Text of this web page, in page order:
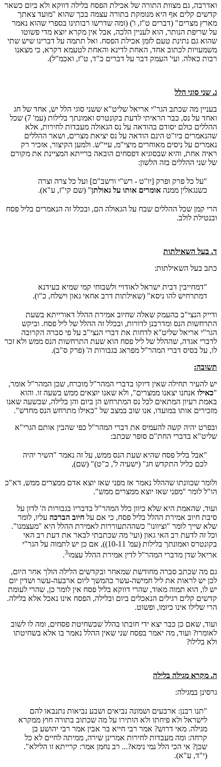
ואדרבה, גם מצוות התורה של אכילת הפסח בלילה דווקא ולא ביום כשאר
קדשים קלים אף היא מנומקת בתורה עצמה בכך שהוא "מועד צאתך
מארץ מצרים" (דברים ט"ז, ו') (ומה שדרשו רבותינו בספרי שהוא נאמר
על שריפת הנותר, הוא לעניין הלכה, אבל אין מקרא יוצא מדי פשוטו
שהוא גם נתינת טעם לזמן אכילת הפסח. ואל תתמה על דברינו שיש שתי
משמעויות לכתוב אחד, האחת לדינא והאחת לטעמא דקרא, כי מצאנו
רבות כאלה. ועי' העמק דבר על דברים כ"ד, ט"ז, ואכמ"ל).
ג. שני סוגי הלל
בעניין מה שכתב הגר"י אריאל שליט"א ששני סוגי הלל יש, אחד של חג
ואחד על נס, כבר הראיתי לדעת בקונטרס ואמונתך בלילות (עמ' 7) שכל
ההללים כולם יסודם בהודאה על נס הגאולה מעבדות לחירות, אלא
שהנאמרים ביו"ט הינם הודאה על נס יציאת מצרים, ושאר ההללים
נאמרים על ניסים מאוחרים מיצי"מ, עיי"ש. ולמען הקיצור, אזכיר רק
ראיה אחת, והיא שבסוגיא דפסחים הובאה ברייתא המציינת את מקורם
של שני ההללים בזה הלשון:
"על כל פרק ופרק [יו"ט - רש"י ורשב"ם] ועל כל צרה וצרה
כשנגאלין ממנה אומרים אותו על גאולתן" (שם קי"ז, ע"א).
הרי קמן שכל ההללים שבח על הגאולה הם, ובכלל זה הנאמרים בליל פסח
ובנטילת לולב.
ד. בעל השאילתות
כתב בעל השאילתות:
"דמחייבין דבית ישראל לאודויי ולשבוחי קמי שמיא בעידנא
דמתרחיש להו ניסא" (שאילתות דרב אחאי גאון וישלח, כ"ו).
ודייק הנצי"ב בהעמק שאלה שחיוב אמירת ההלל דאורייתא בשעת
התרחשות הנס ומדרבנן לדורות, ובכלל זה ההלל של ליל פסח. וביקש
הגר"י אריאל שליט"א לדחות את דברי הנצי"ב על פי סברה הקרובה
לדברי אגדה, שההלל של ליל פסח הוא שעת התרחשות הנס ממש ולא זכר
לו, על בסיס דברי המהר"ל מפראג בגבורות ה' (פרק ס"ב).
תשובה:
יש להעיר תחילה שאין דיוקו בדברי המהר"ל מוכרח, שכן המהר"ל אומר,
"כאילו אנחנו יצאנו ממצרים", ולא שאנו יוצאים ממש בשעה זו. והוא
באמת רעיון המתאים לכל נס המתרחש הן ביום והן בלילה, שבשעה שאנו
מזכירים אותו במועדו, אנו שוב במצב של "כאילו מתרחש הנס מחדש".
ובפרט יהיה קשה להעמיס את דברי המהר"ל כפי שהבין אותם הגרי"א
שליט"א בדברי החת"ם סופר שכתב:
"אבל בליל פסח שהיא שעת הנס ממש, על זה נאמר "השיר יהיה
לכם כליל התקדש חג" (ישעיה ל', כ"ט)" (שם),
ולומר שכוונתו שההלל נאמר אז מפני שאז יוצא אדם ממצרים ממש, דא"כ
הו"ל לומר "מפני שאז יוצא ממצרים ממש".
ועוד, שהאמת היא שלא כיוון כלל המהר"ל בדבריו בגבורות ה' לדון על
סיבת חיוב אמירת ההלל בליל פסח, כי אם על חיוב הברכה עליו, לומר
שלא שייך לומר "וציוונו" כשההתעוררות לאמירת ההלל היא "מעצמנו".
וכל זה לדעת רב האי גאון (ועי' מה שכתבתי לבאר את דעת רב האי
בקונטרס ואמונתך בלילות (עמ' 10-11)), אם כן יש לתמוה על הגר"י
אריאל שדן מדברי המהר"ל לדין אמירת ההלל עצמו3
.
גם מה שכתב סברה מחודשת שמאחר ובקדשים הלילה הולך אחר היום,
לכן יש לראות את ליל חמישה-עשר כהמשך ליום ארבעה-עשר ושדין יום
יש לו, הוא תמוה מאוד, שהרי דווקא בליל פסח אין לומר כן, שהרי לעומת
קדשים קלים רגילים הנאכלים ביום ובלילה, הפסח אינו נאכל אלא בלילה.
הרי שלילו אינו כיומו, ופשוט.
ועוד, שאם כן כבר יצא ידי חובתו בהלל שבשחיטת פסחים, ומה לו לשוב
לאומרו? ועוד, מה יאמר בפסח שני שאין ההלל נאמר בו אלא בשחיטתו
ולא בלילו?
ה. מקרא מגילה בלילה
גרסינן במגילה:
"תנו רבנן: ארבעים ושמונה נביאים ושבע נביאות נתנבאו להם
לישראל ולא פיחתו ולא הותירו על מה שכתוב בתורה חוץ ממקרא
מגילה. מאי דרוש? אמר רבי חייא בר אבין אמר רבי יהושע בן
קרחה: ומה מעבדות לחירות אמרינן שירה, ממיתה לחיים לא כל
שכן? אי הכי הלל נמי נימא?... רב נחמן אמר: קרייתא זו הלילא".
(י"ד, ע"א).